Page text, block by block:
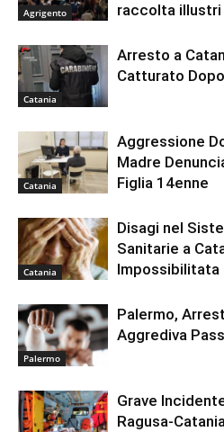
Agrigento
raccolta
Catania
Arresto a
Catturato
Catania
Aggressione
Madre
Figlia 14enne
Catania
Disagi nel
Sanitarie a
Impossibilitata
Palermo
Palermo,
Aggrediva
Grave
Ragusa-